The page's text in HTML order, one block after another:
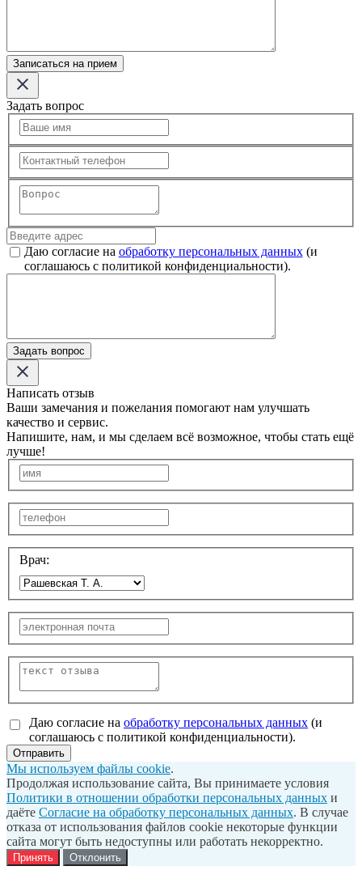
Записаться на прием
Задать вопрос
Даю согласие на обработку персональных данных(и
соглашаюсь с политикой конфиденциальности).
Задать вопрос
Написать отзыв
Ваши замечания и пожелания помогают нам улучшать
качество и сервис.
Напишите, нам, и мы сделаем всё возможное, чтобы стать ещё
лучше!
Врач:
Даю согласие на обработку персональных данных (и
соглашаюсь с политикой конфиденциальности).
Отправить
Мы используем файлы cookie.
Продолжая использование сайта, Вы принимаете условия
Политики в отношении обработки персональных данных и
даёте Согласие на обработку персональных данных. В случае
отказа от использования файлов cookie некоторые функции
сайта могут быть недоступны или работать некорректно.
Принять Отклонить